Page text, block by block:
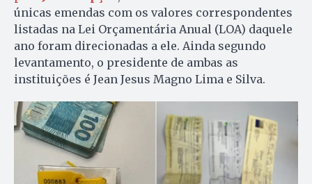
únicas emendas com os valores correspondentes
listadas na Lei Orçamentária Anual (LOA) daquele
ano foram direcionadas a ele. Ainda segundo
levantamento, o presidente de ambas as
instituições é Jean Jesus Magno Lima e Silva.